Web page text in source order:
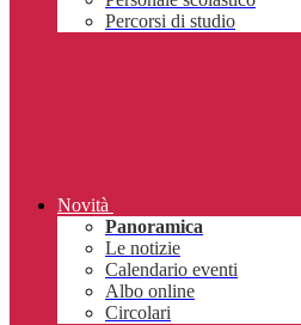
Percorsi di studio
Novità
Panoramica
Le notizie
Calendario eventi
Albo online
Circolari